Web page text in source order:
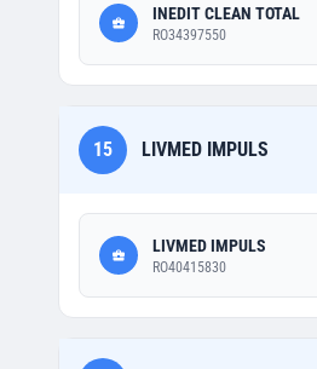
INEDIT CLEAN TOTAL
RO34397550
15 LIVMED IMPULS
LIVMED IMPULS
RO40415830